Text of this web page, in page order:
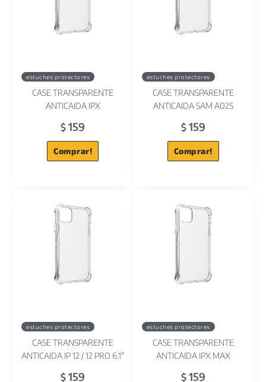
estuches protectores
CASE TRANSPARENTE
ANTICAIDA IPX
$ 159
Comprar!
estuches protectores
CASE TRANSPARENTE
ANTICAIDA SAM A02S
$159
Comprar!
estuches protectores
CASE TRANSPARENTE
ANTICAIDA IP 12 / 12 PRO 6.1"
$ 159
estuches protectores
CASE TRANSPARENTE
ANTICAIDA IPX MAX
$159